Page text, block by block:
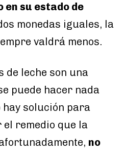
en su estado de
monedas iguales, la
valdrá menos.
de leche son una
puede hacer nada
solución para
remedio que la
no